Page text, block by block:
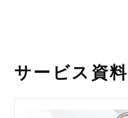
サービス資料